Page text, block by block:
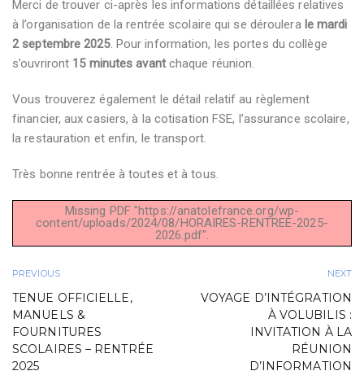
Merci de trouver ci-après les informations détaillées relatives
à l’organisation de la rentrée scolaire qui se déroulera le mardi
2 septembre 2025. Pour information, les portes du collège
s’ouvriront 15 minutes avantchaque réunion.
Vous trouverez également le détail relatif au règlement
financier, aux casiers, à la cotisation FSE, l’assurance scolaire,
la restauration et enfin, le transport.
Très bonne rentrée à toutes et à tous.
Missing PDF "https://anatolefrance.org/wp-
content/uploads/2024/08/HORAIRES-RENTREE-2025-
2026.pdf".
PREVIOUS
TENUE OFFICIELLE,
MANUELS &
FOURNITURES
SCOLAIRES – RENTRÉE
2025
NEXT
VOYAGE D’INTÉGRATION
À VOLUBILIS :
INVITATION À LA
RÉUNION
D’INFORMATION